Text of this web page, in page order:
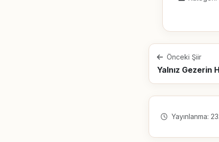
Önceki Şiir
Yalnız Gezerin
Yayınlanma: